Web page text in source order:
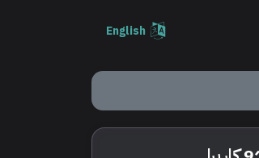
English